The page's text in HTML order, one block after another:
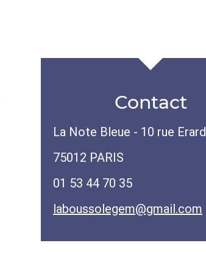
Contact
La Note Bleue - 10 rue Erard
75012 PARIS
01 53 44 70 35
laboussolegem@gmail.com